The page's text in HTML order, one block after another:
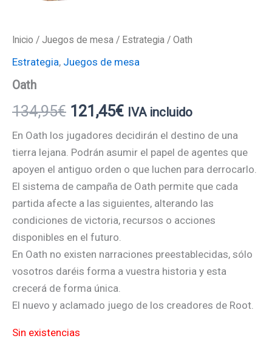
Inicio / Juegos de mesa / Estrategia / Oath
Estrategia, Juegos de mesa
Oath
134,95€ 121,45€ IVA incluido
En Oath los jugadores decidirán el destino de una
tierra lejana. Podrán asumir el papel de agentes que
apoyen el antiguo orden o que luchen para derrocarlo.
El sistema de campaña de Oath permite que cada
partida afecte a las siguientes, alterando las
condiciones de victoria, recursos o acciones
disponibles en el futuro.
En Oath no existen narraciones preestablecidas, sólo
vosotros daréis forma a vuestra historia y esta
crecerá de forma única.
El nuevo y aclamado juego de los creadores de Root.
Sin existencias